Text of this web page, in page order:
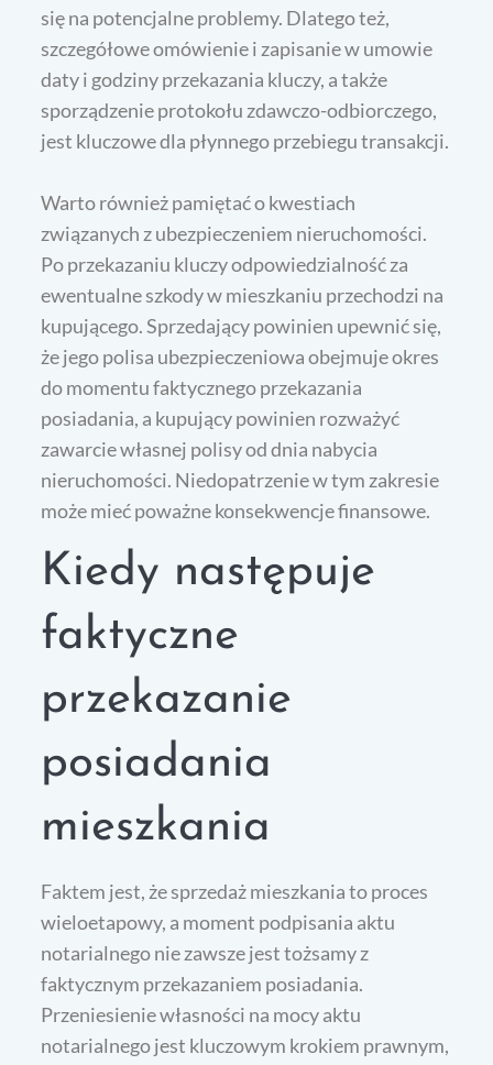
się na potencjalne problemy. Dlatego też,
szczegółowe omówienie i zapisanie w umowie
daty i godziny przekazania kluczy, a także
sporządzenie protokołu zdawczo-odbiorczego,
jest kluczowe dla płynnego przebiegu transakcji.
Warto również pamiętać o kwestiach
związanych z ubezpieczeniem nieruchomości.
Po przekazaniu kluczy odpowiedzialność za
ewentualne szkody w mieszkaniu przechodzi na
kupującego. Sprzedający powinien upewnić się,
że jego polisa ubezpieczeniowa obejmuje okres
do momentu faktycznego przekazania
posiadania, a kupujący powinien rozważyć
zawarcie własnej polisy od dnia nabycia
nieruchomości. Niedopatrzenie w tym zakresie
może mieć poważne konsekwencje finansowe.
Kiedy następuje
faktyczne
przekazanie
posiadania
mieszkania
Faktem jest, że sprzedaż mieszkania to proces
wieloetapowy, a moment podpisania aktu
notarialnego nie zawsze jest tożsamy z
faktycznym przekazaniem posiadania.
Przeniesienie własności na mocy aktu
notarialnego jest kluczowym krokiem prawnym,